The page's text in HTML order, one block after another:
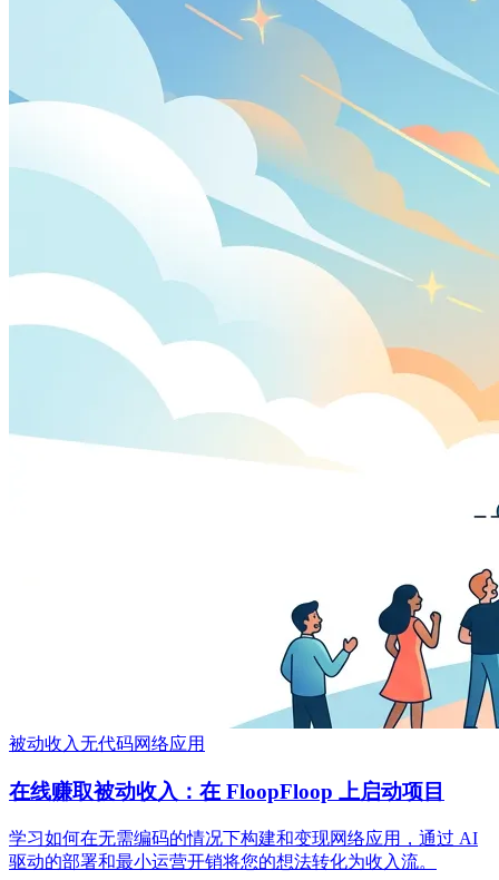
被动收入无代码网络应用
在线赚取被动收入：在 FloopFloop 上启动项目
学习如何在无需编码的情况下构建和变现网络应用，通过 AI
驱动的部署和最小运营开销将您的想法转化为收入流。